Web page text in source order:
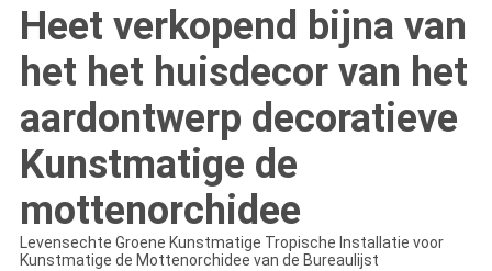
Heet verkopend bijna van
het het huisdecor van het
aardontwerp decoratieve
Kunstmatige de
mottenorchidee
Levensechte Groene Kunstmatige Tropische Installatie voor
Kunstmatige de Mottenorchidee van de Bureaulijst